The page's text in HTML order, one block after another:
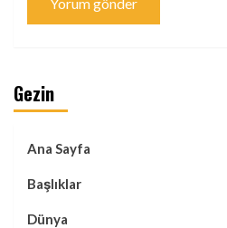
Gezin
Ana Sayfa
Başlıklar
Dünya